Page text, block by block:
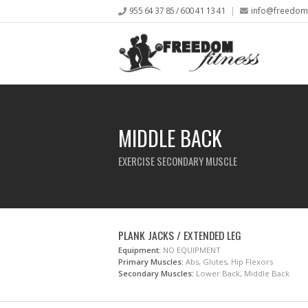
955 64 37 85 / 600 41 13 41
MIDDLE BACK
EXERCISE SECONDARY MUSCLE
PLANK JACKS / EXTENDED LEG
Equipment: NO EQUIPMENT
Primary Muscles: Abs, Glutes, Hip Flexors
Secondary Muscles: Lower Back, Middle Back